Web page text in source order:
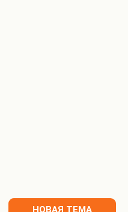
НОВАЯ ТЕМА